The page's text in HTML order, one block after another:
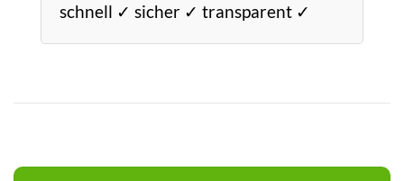
schnell ✓ sicher ✓ transparent ✓